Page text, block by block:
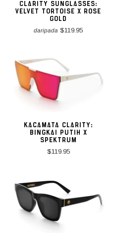
CLARITY SUNGLASSES:
VELVET TORTOISE X ROSE
GOLD
daripada $119.95
KACAMATA CLARITY:
BINGKAI PUTIH X
SPEKTRUM
$119.95